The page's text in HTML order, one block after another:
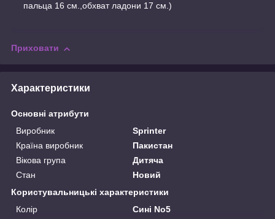
пальца 16 см.,обхват ладони 17 см.)
Приховати
Характеристики
Основні атрибути
Виробник
Sprinter
Країна виробник
Пакистан
Вікова група
Дитяча
Стан
Новий
Користувальницькі характеристики
Колір
Сині No5